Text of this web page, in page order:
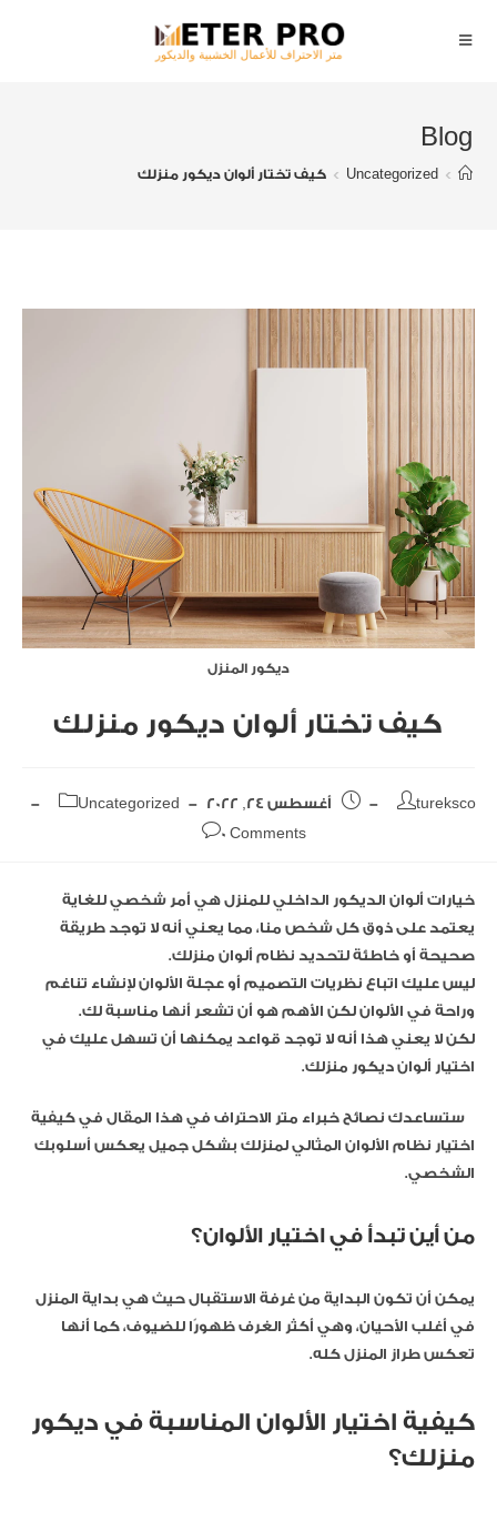
Blog
>
Uncategorized
> كيف تختار ألوان ديكور منزلك
ديكور المنزل
كيف تختار ألوان ديكور منزلك
tureksco أغسطس 24, 2022
Uncategorized
0 Comments
خيارات ألوان الديكور الداخلي للمنزل هي أمر شخصي للغاية
يعتمد على ذوق كل شخص منا، مما يعني أنه لا توجد طريقة
صحيحة أو خاطئة لتحديد نظام ألوان منزلك.
ليس عليك اتباع نظريات التصميم أو عجلة الألوان لإنشاء تناغم
وراحة في الألوان لكن الأهم هو أن تشعر أنها مناسبة لك.
لكن لا يعني هذا أنه لا توجد قواعد يمكنها أن تسهل عليك في
اختيار ألوان ديكور منزلك.
ستساعدك نصائح خبراء متر الاحتراف في هذا المقال في كيفية
اختيار نظام الألوان المثالي لمنزلك بشكل جميل يعكس أسلوبك
الشخصي.
من أين تبدأ في اختيار الألوان؟
يمكن أن تكون البداية من غرفة الاستقبال حيث هي بداية المنزل
في أغلب الأحيان، وهي أكثر الغرف ظهورًا للضيوف، كما أنها
تعكس طراز المنزل كله.
كيفية اختيار الألوان المناسبة في ديكور
منزلك؟